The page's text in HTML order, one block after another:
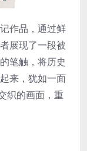
作品，通过鲜
展现了一段被
笔触，将历史
来，犹如一面
织的画面，重